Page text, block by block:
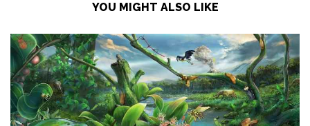
YOU MIGHT ALSO LIKE